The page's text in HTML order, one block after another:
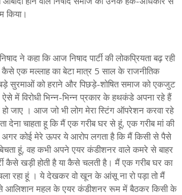
किया।
ने कहा कि आज निषाद पार्टी की लोकप्रियता बढ़ रही
कैसे एक मल्लाह का बेटा मात्र 5 साल के राजनीतिक
सुरमाओं को हराने और पिछड़े-शोषित समाज को एकजुट
में विरोधी भिन्न-भिन्न प्रकार के हथकंडे अपना रहे हैं
हो जाए । आज जो भी लोग मेरा स्टिंग ऑपरेशन करवा रहे
देना चाहता हू कि मैं एक गरीब घर से हूं, एक गरीब मां की
कोई मेरे ऊपर ये आरोप लगता है कि मैं किसी से पैसे
हूं, वह कभी अपने एयर कंडीशनर वाले कमरे से बाहर
कैसे खड़ी होती है या कैसे चलती है। मैं एक गरीब घर का
रहा हूं । ये देखकर वो खून के आंसू ना रो पड़ा तो मैं
आलिशान महल के एयर कंडीशनर रूम में बैठकर किसी के